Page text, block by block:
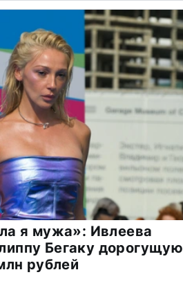
я мужа»: Ивлеева
Бегаку дорогущую
рублей